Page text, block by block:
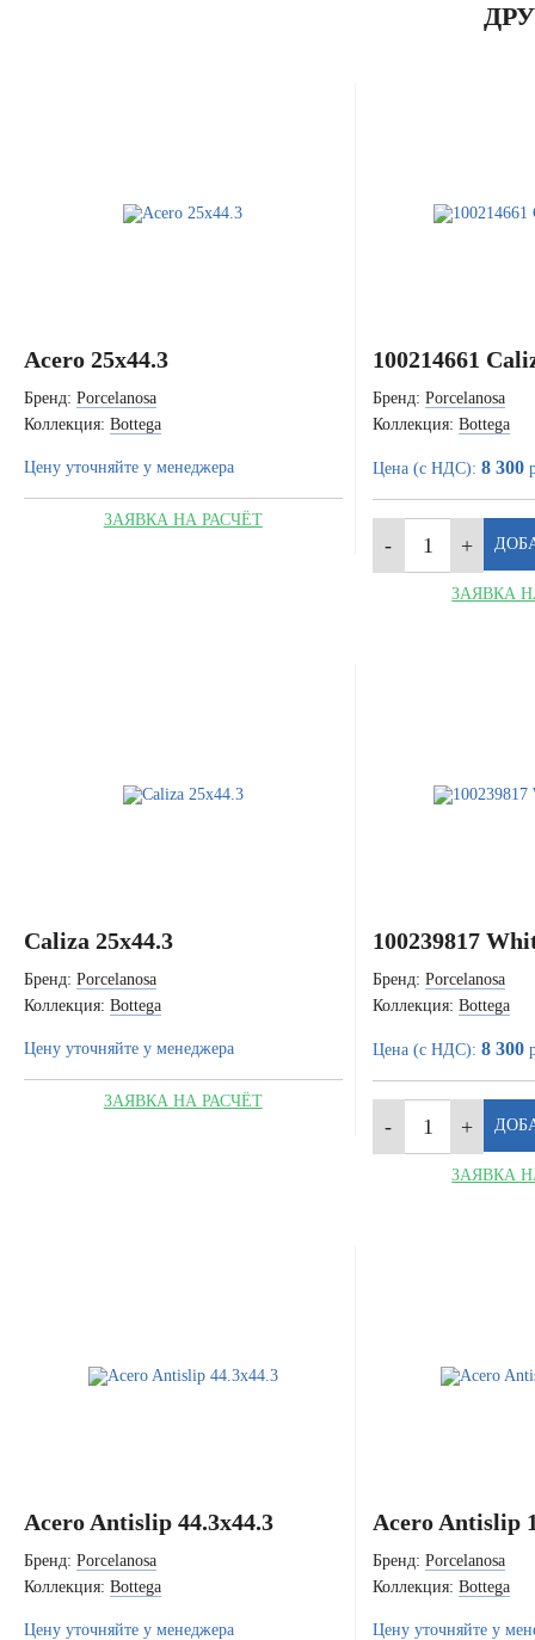
Acero 25x44.3
Бренд: Porcelanosa
Коллекция: Bottega
Цену уточняйте у менеджера
ЗАЯВКА НА РАСЧЁТ
100214661
Бренд: Porcelanosa
Коллекция: Bottega
Цена (с НДС): 8 300
ЗАЯВКА
Caliza 25x44.3
Бренд: Porcelanosa
Коллекция: Bottega
Цену уточняйте у менеджера
ЗАЯВКА НА РАСЧЁТ
100239817
Бренд: Porcelanosa
Коллекция: Bottega
Цена (с НДС): 8 300
ЗАЯВКА
Acero Antislip 44.3x44.3
Бренд: Porcelanosa
Коллекция: Bottega
Цену уточняйте у менеджера
Acero Antislip
Бренд: Porcelanosa
Коллекция: Bottega
Цену уточняйте у